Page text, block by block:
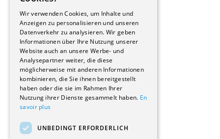
Immobilienverwaltungsgesellschaften
Stockwerkeigentum
Reportagen
Wohnungen
Renovierungen
Innere Umbauten
Gastgewerbe und Tourismus
Verwaltungsgebäude und Geschäfte
Schuleinrichtungen
Medizinische Einrichtungen
Kultur - Sport - Freizeit
Wir verwenden Cookies, um Inhalte und
Anzeigen zu personalisieren und unseren
Datenverkehr zu analysieren. Wir geben
Informationen über Ihre Nutzung unserer
Website auch an unsere Werbe- und
Analysepartner weiter, die diese
möglicherweise mit anderen Informationen
kombinieren, die Sie ihnen bereitgestellt
haben oder die sie im Rahmen Ihrer
Nutzung ihrer Dienste gesammelt haben. En
savoir plus
UNBEDINGT ERFORDERLICH